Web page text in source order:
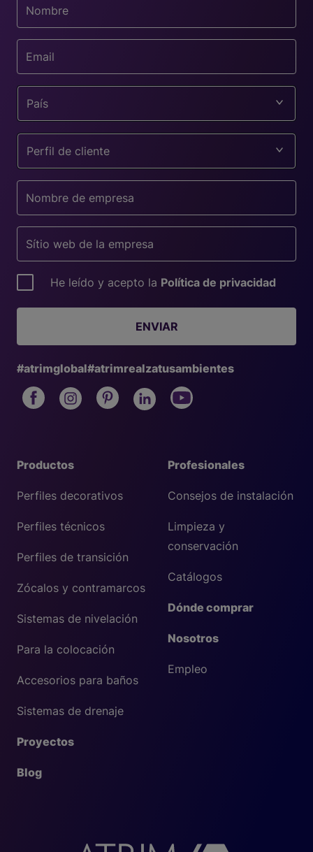
Profesionales
Consejos de instalación
Limpieza y
conservación
Catálogos
Dónde comprar
Nosotros
Empleo
Productos
Perfiles decorativos
Perfiles técnicos
Perfiles de transición
Zócalos y contramarcos
Sistemas de nivelación
Para la colocación
Accesorios para baños
Sistemas de drenaje
Proyectos
Blog
País
Perfil de cliente
He leído y acepto la Política de privacidad
ENVIAR
#atrimglobal#atrimrealzatusambientes